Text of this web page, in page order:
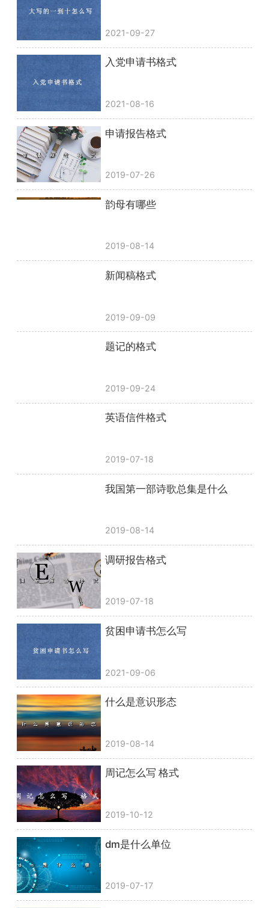
2021-09-27
入党申请书格式
2021-08-16
申请报告格式
2019-07-26
韵母有哪些
2019-08-14
新闻稿格式
2019-09-09
题记的格式
2019-09-24
英语信件格式
2019-07-18
我国第一部诗歌总集是什么
2019-08-14
调研报告格式
2019-07-18
贫困申请书怎么写
2021-09-06
什么是意识形态
2019-08-14
周记怎么写 格式
2019-10-12
dm是什么单位
2019-07-17